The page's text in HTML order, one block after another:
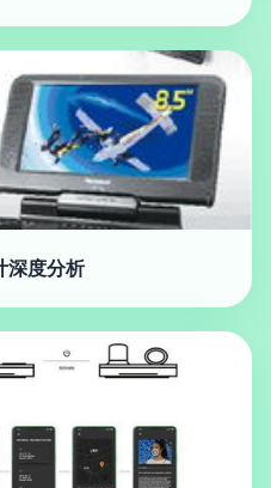
深度分析